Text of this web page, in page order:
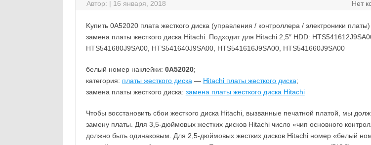
Автор: | 16 января, 2018 Нет
Kупить 0A52020 плата жесткого диска (управления / контроллера / электроники платы)
замена платы жесткого диска Hitachi. Подходит для Hitachi 2,5″ HDD:
HTS541680J9SA00, HTS541640J9SA00, HTS541616J9SA00, HTS541660J9SA00
белый номер наклейки: 0A52020;
категория: платы жесткого диска — Hitachi платы жесткого диска;
замена платы жесткого диска: замена платы жесткого диска Hitachi
Чтобы восстановить сбои жесткого диска Hitachi, вызванные печатной платой, мы
замену платы. Для 3,5-дюймовых жестких дисков Hitachi число «чип основного
должно быть одинаковым. Для 2,5-дюймовых жестких дисков Hitachi номер «белый